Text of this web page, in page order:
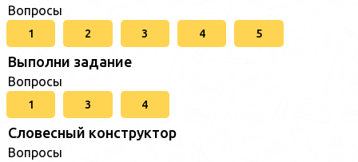
Вопросы
1 2 3 4 5
Выполни задание
Вопросы
1 3 4
Словесный конструктор
Вопросы